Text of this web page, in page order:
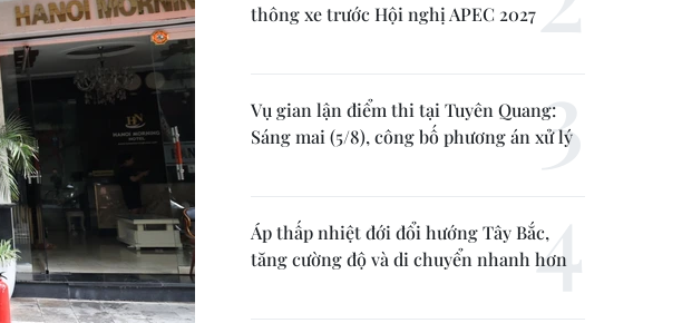
thông xe trước Hội nghị APEC 2027
Vụ gian lận điểm thi tại Tuyên Quang:
Sáng mai (5/8), công bố phương án xử lý
Áp thấp nhiệt đới đổi hướng Tây Bắc,
tăng cường độ và di chuyển nhanh hơn